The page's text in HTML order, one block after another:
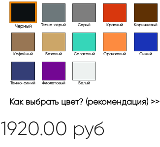
Черный Тёмно-серый Серый Красный Коричневый
Кофейный Бежевый Салатовый Оранжевый Синий
Темно-синий Фиолетовый Белый
Как выбрать цвет? (рекомендация) >>
1920.00 руб